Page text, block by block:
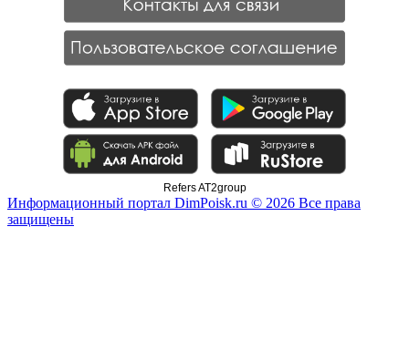
Refers AT2group
Информационный портал DimPoisk.ru © 2026 Все права
защищены